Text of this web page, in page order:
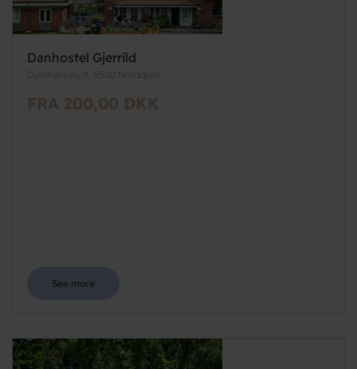
Danhostel Gjerrild
Dyrehavevej 9, 8500 Norddjurs
FRA 200,00 DKK
See more